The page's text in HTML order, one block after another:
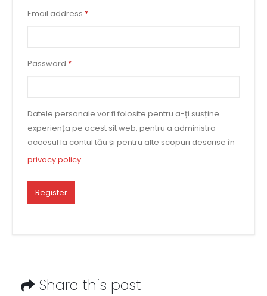
Email address *
Password *
Datele personale vor fi folosite pentru a-ți susține
experiența pe acest sit web, pentru a administra
accesul la contul tău și pentru alte scopuri descrise în
privacy policy.
Register
Share this post